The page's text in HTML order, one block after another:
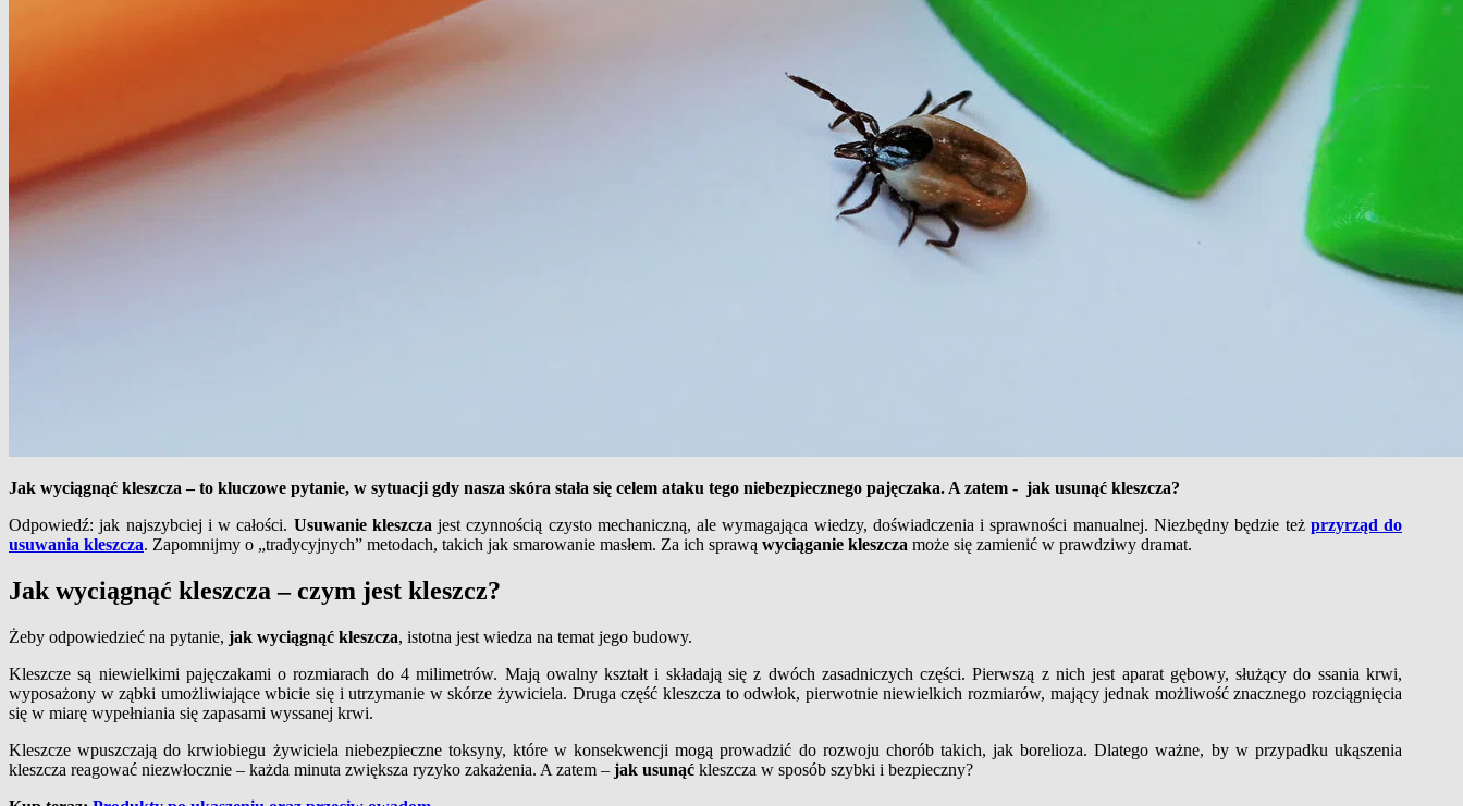
Jak wyciągnąć kleszcza – to kluczowe pytanie, w sytuacji gdy nasza skóra stała się celem ataku tego niebezpiecznego pajęczaka. A zatem - jak usunąć kleszcza?
Odpowiedź: jak najszybciej i w całości. Usuwanie kleszczajest czynnością czysto mechaniczną, ale wymagająca wiedzy, doświadczenia i sprawności manualnej. Niezbędny będzie też przyrząd do
usuwania kleszcza. Zapomnijmy o „tradycyjnych” metodach, takich jak smarowanie masłem. Za ich sprawą wyciąganie kleszcza może się zamienić w prawdziwy dramat.
Jak wyciągnąć kleszcza – czym jest kleszcz?
Żeby odpowiedzieć na pytanie, jak wyciągnąć kleszcza, istotna jest wiedza na temat jego budowy.
Kleszcze są niewielkimi pajęczakami o rozmiarach do 4 milimetrów. Mają owalny kształt i składają się z dwóch zasadniczych części. Pierwszą z nich jest aparat gębowy, służący do ssania krwi,
wyposażony w ząbki umożliwiające wbicie się i utrzymanie w skórze żywiciela. Druga część kleszcza to odwłok, pierwotnie niewielkich rozmiarów, mający jednak możliwość znacznego rozciągnięcia
się w miarę wypełniania się zapasami wyssanej krwi.
Kleszcze wpuszczają do krwiobiegu żywiciela niebezpieczne toksyny, które w konsekwencji mogą prowadzić do rozwoju chorób takich, jak borelioza. Dlatego ważne, by w przypadku ukąszenia
kleszcza reagować niezwłocznie – każda minuta zwiększa ryzyko zakażenia. A zatem – jak usunąć kleszcza w sposób szybki i bezpieczny?